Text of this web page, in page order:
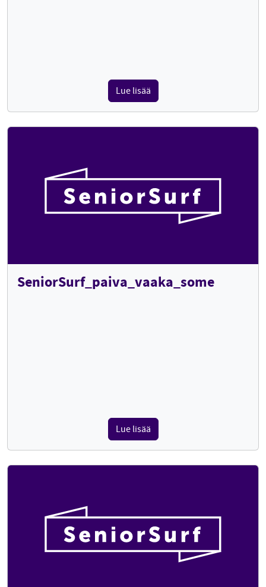
Lue lisää
SeniorSurf_paiva_vaaka_some
Lue lisää